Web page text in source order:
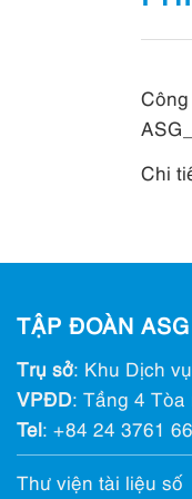
Chi
TẬP ĐOÀN ASG
Trụ sở: Khu Dịch
VPĐD: Tầng 4
Tel: +84 24 3761
Thư viện tài liệu số